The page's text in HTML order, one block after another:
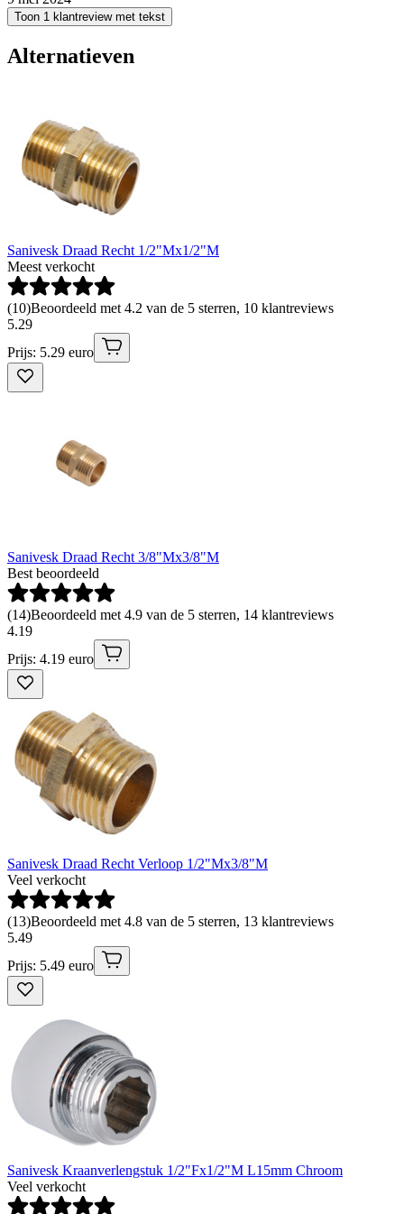
Toon 1 klantreview met tekst
Alternatieven
Sanivesk Draad Recht 1/2"Mx1/2"M
Meest verkocht
(10)Beoordeeld met 4.2 van de 5 sterren, 10 klantreviews
5.29
Prijs: 5.29 euro
Sanivesk Draad Recht 3/8"Mx3/8"M
Best beoordeeld
(14)Beoordeeld met 4.9 van de 5 sterren, 14 klantreviews
4.19
Prijs: 4.19 euro
Sanivesk Draad Recht Verloop 1/2"Mx3/8"M
Veel verkocht
(13)Beoordeeld met 4.8 van de 5 sterren, 13 klantreviews
5.49
Prijs: 5.49 euro
Sanivesk Kraanverlengstuk 1/2"Fx1/2"M L15mm Chroom
Veel verkocht